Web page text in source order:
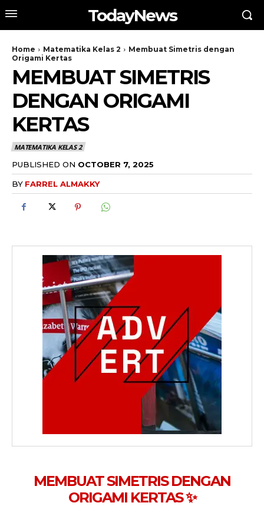
TodayNews
Home Matematika Kelas 2
Membuat Simetris dengan
Origami Kertas
MEMBUAT SIMETRIS
DENGAN ORIGAMI
KERTAS
MATEMATIKA KELAS 2
PUBLISHED ON OCTOBER 7, 2025
BY FARREL ALMAKKY
MEMBUAT SIMETRIS DENGAN
ORIGAMI KERTAS ✨